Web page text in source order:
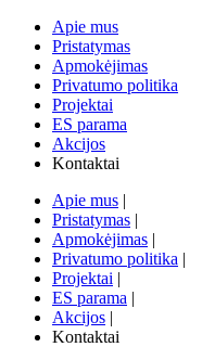
Apie mus
Pristatymas
Apmokėjimas
Privatumo politika
Projektai
ES parama
Akcijos
Kontaktai
Apie mus |
Pristatymas |
Apmokėjimas |
Privatumo politika |
Projektai |
ES parama |
Akcijos |
Kontaktai